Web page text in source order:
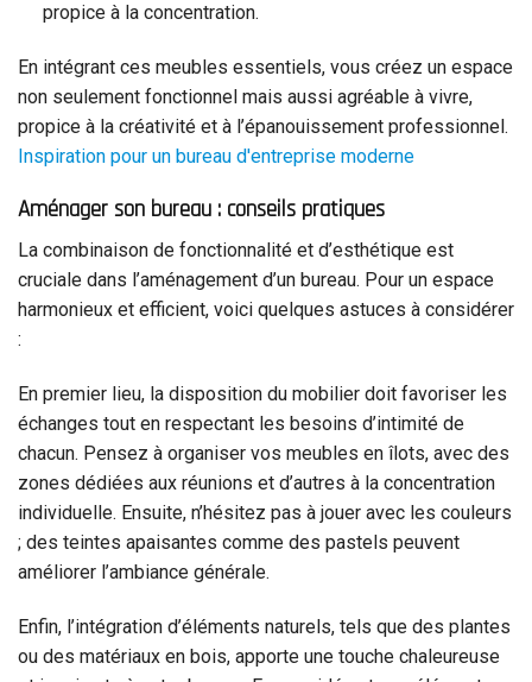
propice à la concentration.
En intégrant ces meubles essentiels, vous créez un espace
non seulement fonctionnel mais aussi agréable à vivre,
propice à la créativité et à l’épanouissement professionnel.
Inspiration pour un bureau d'entreprise moderne
Aménager son bureau : conseils pratiques
La combinaison de fonctionnalité et d’esthétique est
cruciale dans l’aménagement d’un bureau. Pour un espace
harmonieux et efficient, voici quelques astuces à considérer
:
En premier lieu, la disposition du mobilier doit favoriser les
échanges tout en respectant les besoins d’intimité de
chacun. Pensez à organiser vos meubles en îlots, avec des
zones dédiées aux réunions et d’autres à la concentration
individuelle. Ensuite, n’hésitez pas à jouer avec les couleurs
; des teintes apaisantes comme des pastels peuvent
améliorer l’ambiance générale.
Enfin, l’intégration d’éléments naturels, tels que des plantes
ou des matériaux en bois, apporte une touche chaleureuse